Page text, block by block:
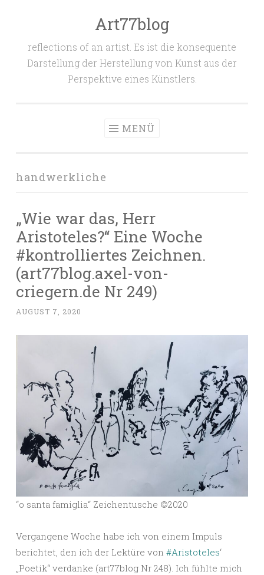
Art77blog
reflections of an artist. Es ist die konsequente
Darstellung der Herstellung von Kunst aus der
Perspektive eines Künstlers.
MENÜ
handwerkliche
„Wie war das, Herr
Aristoteles?“ Eine Woche
#kontrolliertes Zeichnen.
(art77blog.axel-von-
criegern.de Nr 249)
AUGUST 7, 2020
“o santa famiglia“ Zeichentusche ©️2020
Vergangene Woche habe ich von einem Impuls
berichtet, den ich der Lektüre von #Aristoteles‘
„Poetik“ verdanke (art77blog Nr 248). Ich fühlte mich